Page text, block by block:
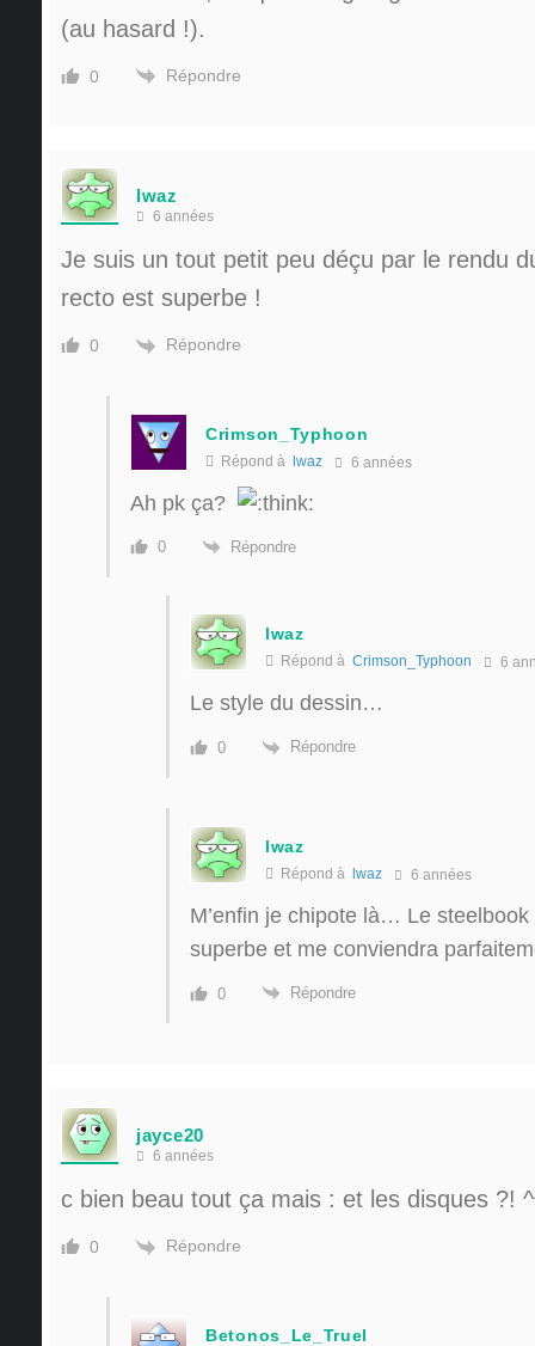
(au hasard !).
0 Répondre
lwaz
6 années
Je suis un tout petit peu déçu par le rendu
recto est superbe !
0 Répondre
Crimson_Typhoon
Répond à lwaz 6 années
Ah pk ça?
0 Répondre
lwaz
Répond à Crimson_Typhoon 6
Le style du dessin…
0 Répondre
lwaz
Répond à lwaz 6 années
M’enfin je chipote là… Le
superbe et me conviendra
0 Répondre
jayce20
6 années
c bien beau tout ça mais : et les disques ?!
0 Répondre
Betonos_Le_Truel